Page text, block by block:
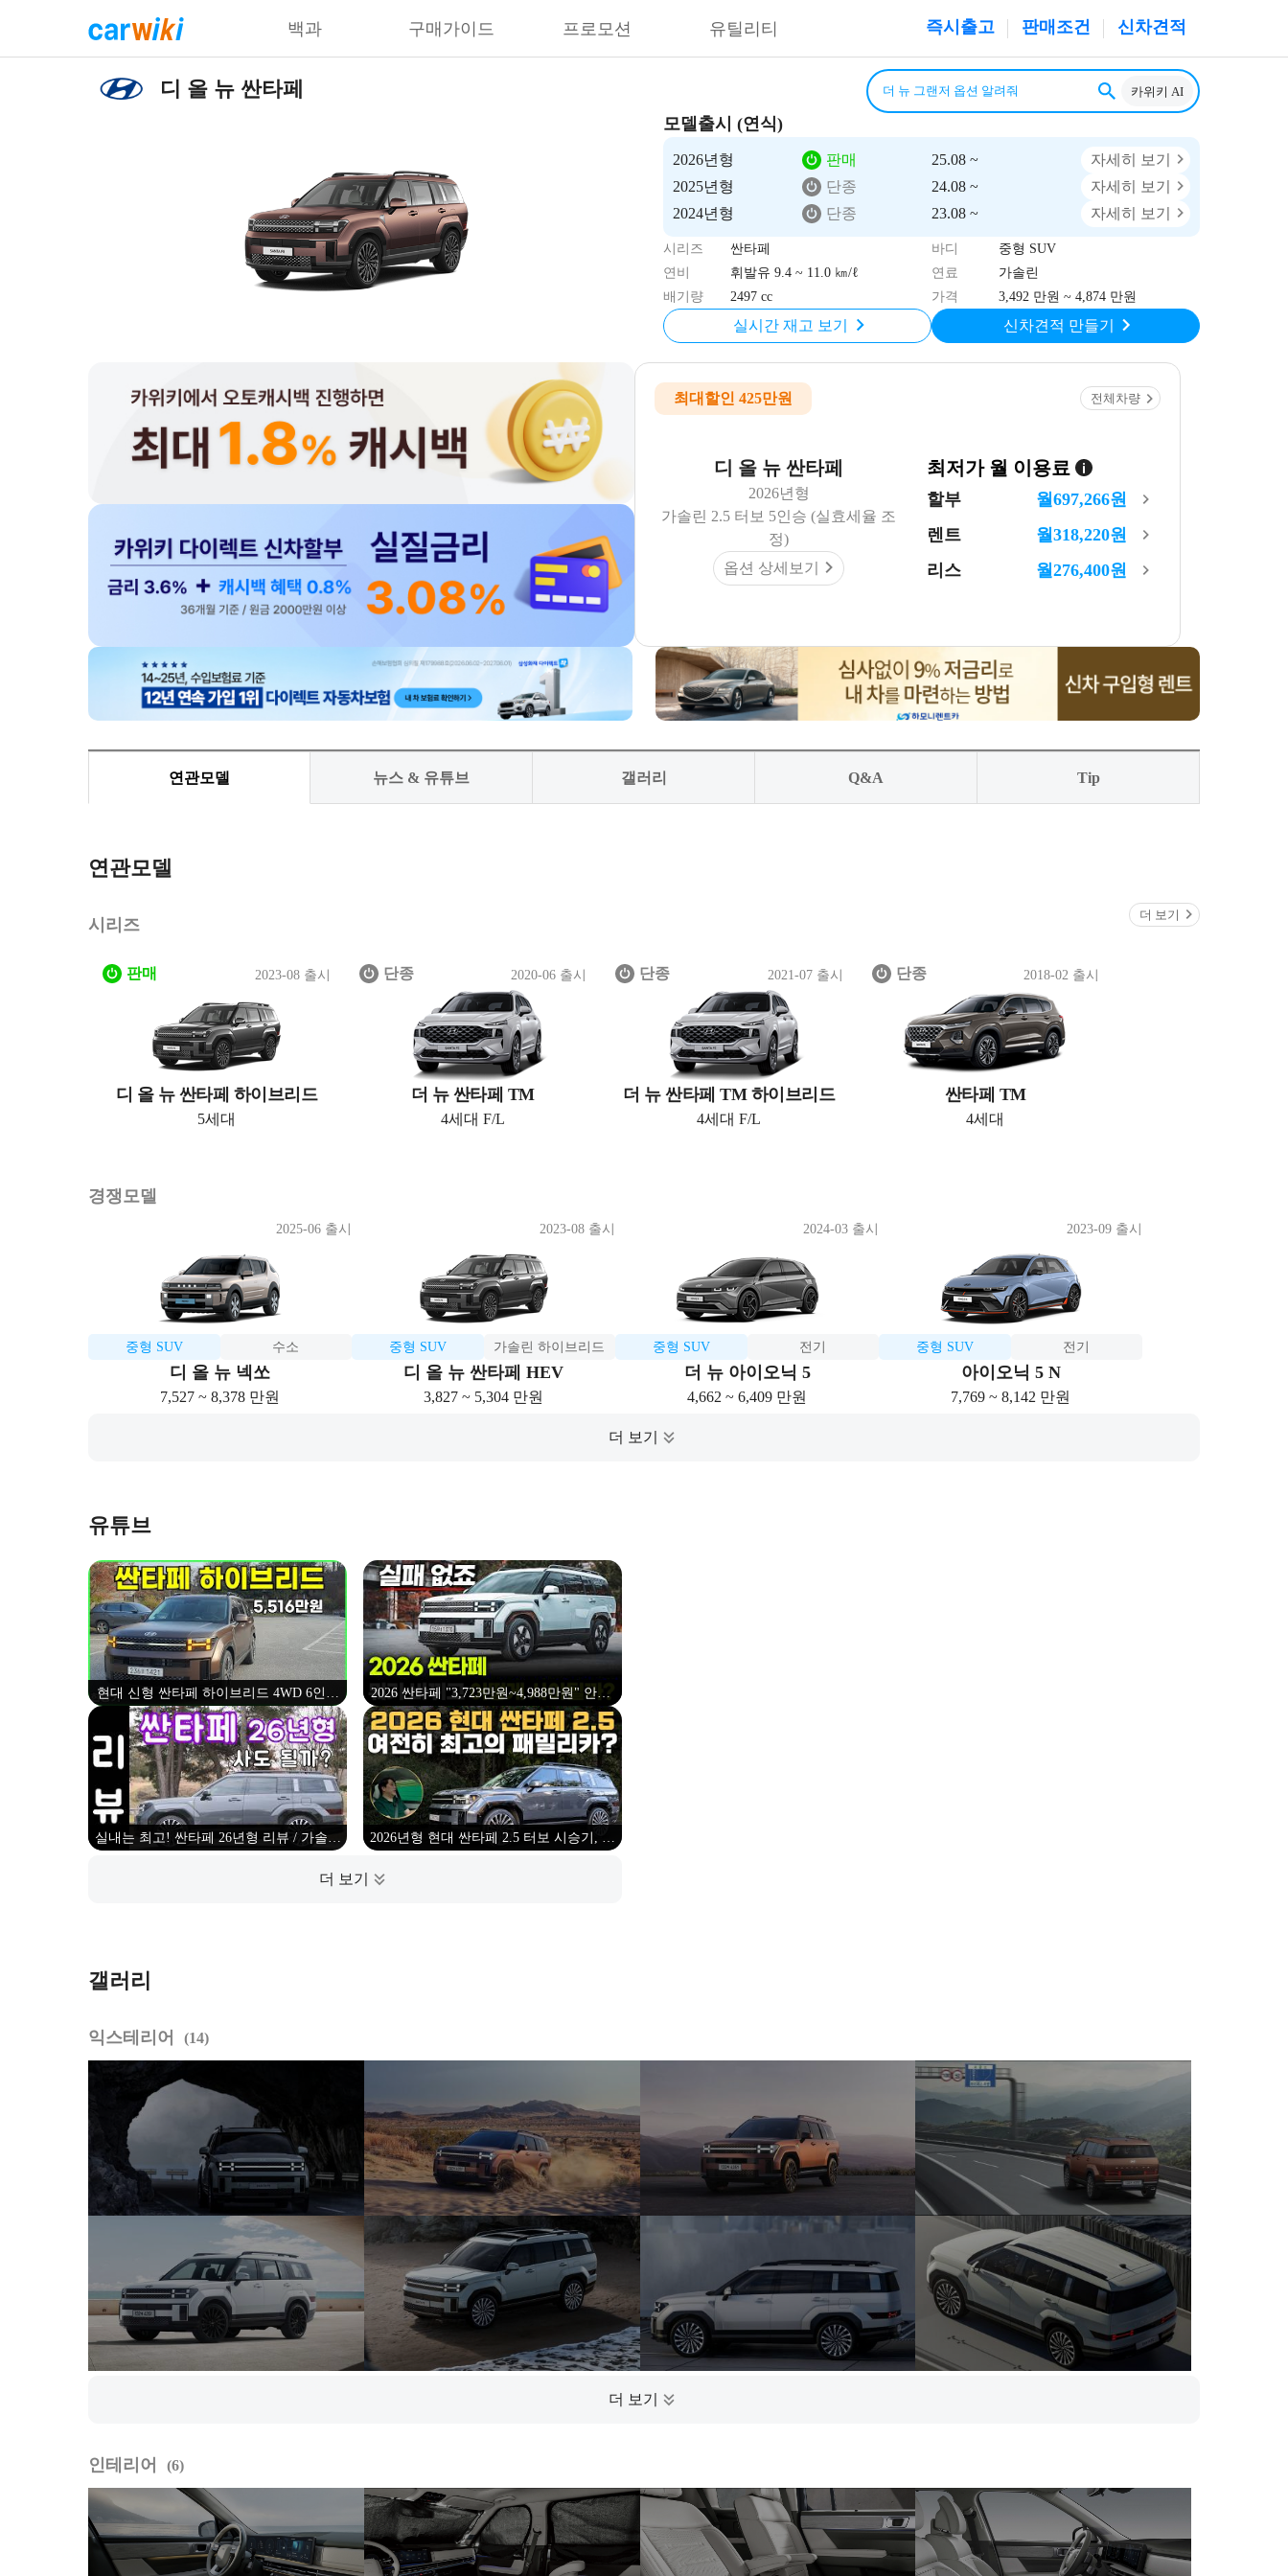
즉시출고 판매조건 신차견적
백과 구매가이드 프로모션 유틸리티
디 올 뉴 싼타페 카위키 AI
모델출시 (연식)
2026년형 판매 25.08 ~
자세히 보기
2025년형
단종 24.08 ~
자세히 보기
2024년형
단종 23.08 ~ 자세히 보기
시리즈 싼타페 바디
중형 SUV
연비
휘발유 9.4 ~ 11.0 ㎞/ℓ 연료
가솔린
배기량
2497 cc 가격 3,492 만원 ~ 4,874 만원
실시간 재고 보기 신차견적 만들기
최대할인 425만원 전체차량
디 올 뉴 싼타페
2026년형
가솔린 2.5 터보 5인승 (실효세율 조
정)
옵션 상세보기
최저가 월 이용료
할부 월697,266원
렌트
월318,220원
리스
월276,400원
연관모델 뉴스 & 유튜브 갤러리 Q&A Tip
연관모델
시리즈
더 보기
판매
디 올 뉴 싼타페 하이브리드
2023-08 출시
5세대
단종
더 뉴 싼타페 TM
2020-06 출시
4세대 F/L
단종
더 뉴 싼타페 TM 하이브리드
2021-07 출시
4세대 F/L
단종
싼타페 TM
2018-02 출시
4세대
경쟁모델
중형 SUV 수소
디 올 뉴 넥쏘
2025-06 출시
7,527 ~ 8,378 만원
중형 SUV 가솔린 하이브리드
디 올 뉴 싼타페 HEV
2023-08 출시
3,827 ~ 5,304 만원
중형 SUV 전기
더 뉴 아이오닉 5
2024-03 출시
4,662 ~ 6,409 만원
중형 SUV 전기
아이오닉 5 N
2023-09 출시
7,769 ~ 8,142 만원
유튜브
현대 신형 싼타페 하이브리드 4WD 6인승
시승기, 캘리그래피 풀옵션 5,516만원(2024
Hyundai Santa Fe Hybrid Test Drive) -
2023.11.16
2026 싼타페 "3,723만원~4,988만원" 안전,
편의 다 잡고 실패없이 선택하는 방법은?
(트림,옵션,가격 총정리), 쏘렌토보다 나을
까?
실내는 최고! 싼타페 26년형 리뷰 / 가솔린
2026년형 현대 싼타페 2.5 터보 시승기, 직
갤러리
익스테리어 14
인테리어 6